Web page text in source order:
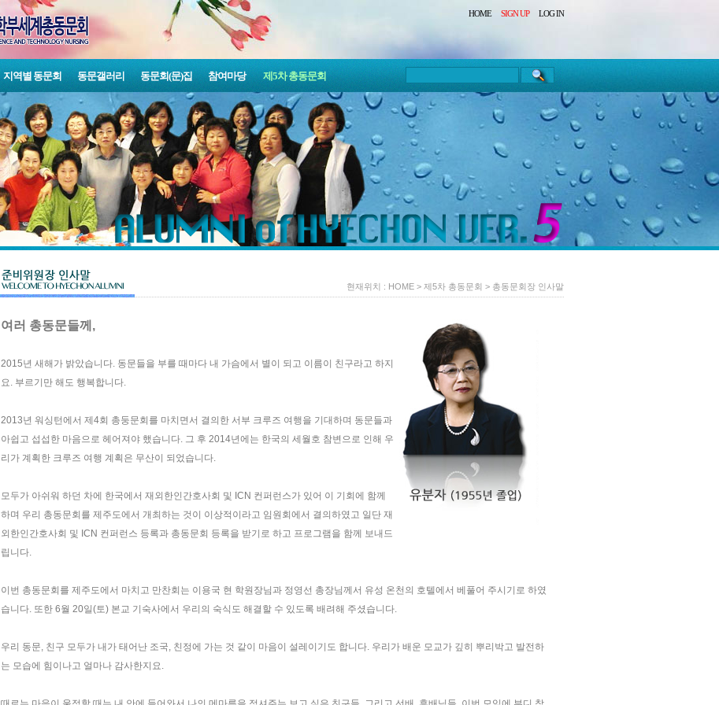
HOME SIGN UP LOG IN
지역별 동문회 동문갤러리 동문회(문)집 참여마당 제5차 총동문회
현재위치 : HOME > 제5차 총동문회 > 총동문회장 인사말
여러 총동문들께,
2015년 새해가 밝았습니다. 동문들을 부를 때마다 내 가슴에서 별이 되고 이름이 친구라고 하지
요. 부르기만 해도 행복합니다.
2013년 워싱턴에서 제4회 총둥문회를 마치면서 결의한 서부 크루즈 여행을 기대하며 동문들과
아쉽고 섭섭한 마음으로 헤어져야 했습니다. 그 후 2014년에는 한국의 세월호 참변으로 인해 우
리가 계획한 크루즈 여행 계획은 무산이 되었습니다.
모두가 아쉬워 하던 차에 한국에서 재외한인간호사회 및 ICN 컨퍼런스가 있어 이 기회에 함께
하며 우리 총동문회를 제주도에서 개최하는 것이 이상적이라고 임원회에서 결의하였고 일단 재
외한인간호사회 및 ICN 컨퍼런스 등록과 총동문회 등록을 받기로 하고 프로그램을 함께 보내드
립니다.
이번 총동문회를 제주도에서 마치고 만찬회는 이용국 현 학원장님과 정영선 총장님께서 유성 온천의 호텔에서 베풀어 주시기로 하였
습니다. 또한 6월 20일(토) 본교 기숙사에서 우리의 숙식도 해결할 수 있도록 배려해 주셨습니다.
우리 동문, 친구 모두가 내가 태어난 조국, 친정에 가는 것 같이 마음이 설레이기도 합니다. 우리가 배운 모교가 깊히 뿌리박고 발전하
는 모습에 힘이나고 얼마나 감사한지요.